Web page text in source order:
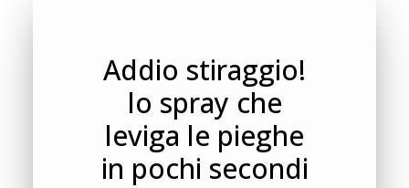
Addio stiraggio!
lo spray che
leviga le pieghe
in pochi secondi